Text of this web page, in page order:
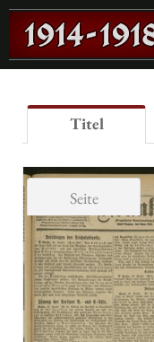
Titel
Seite